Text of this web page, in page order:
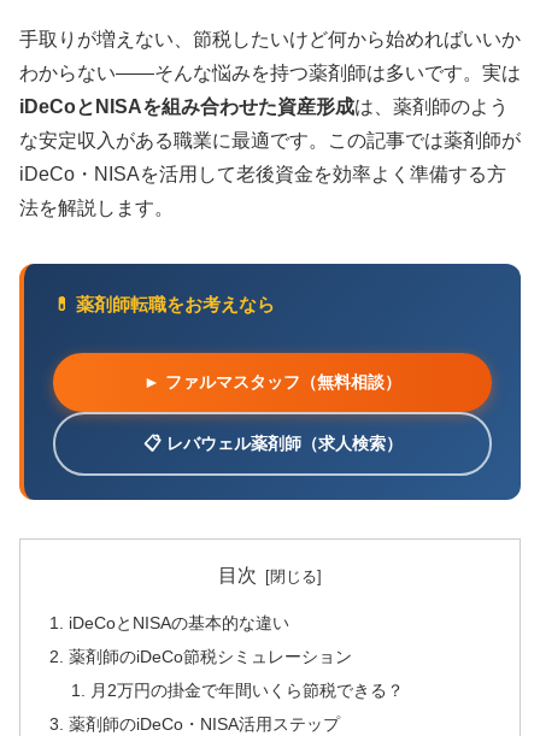
手取りが増えない、節税したいけど何から始めればいいか
わからない——そんな悩みを持つ薬剤師は多いです。実は
iDeCoとNISAを組み合わせた資産形成は、薬剤師のよう
な安定収入がある職業に最適です。この記事では薬剤師が
iDeCo・NISAを活用して老後資金を効率よく準備する方
法を解説します。
💊 薬剤師転職をお考えなら
► ファルマスタッフ（無料相談）
📋 レバウェル薬剤師（求人検索）
目次
iDeCoとNISAの基本的な違い
薬剤師のiDeCo節税シミュレーション
月2万円の掛金で年間いくら節税できる？
薬剤師のiDeCo・NISA活用ステップ